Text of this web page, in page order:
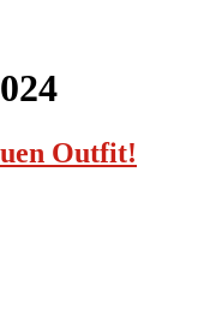
Outfit!